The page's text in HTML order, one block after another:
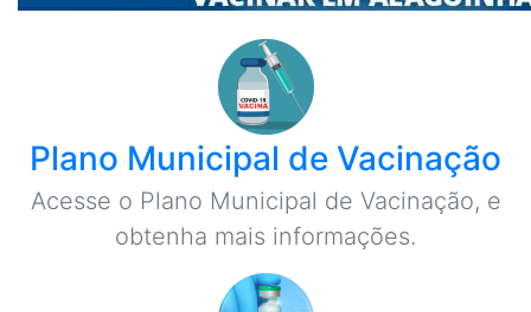
Plano Municipal de Vacinação
Acesse o Plano Municipal de Vacinação, e
obtenha mais informações.